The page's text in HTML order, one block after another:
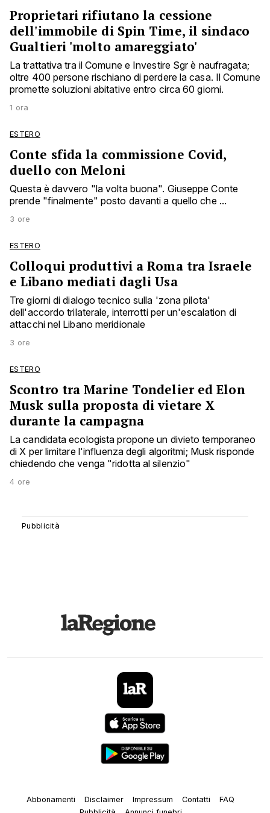
Proprietari rifiutano la cessione
dell'immobile di Spin Time, il sindaco
Gualtieri 'molto amareggiato'
La trattativa tra il Comune e Investire Sgr è naufragata;
oltre 400 persone rischiano di perdere la casa. Il Comune
promette soluzioni abitative entro circa 60 giorni.
1 ora
ESTERO
Conte sfida la commissione Covid,
duello con Meloni
Questa è davvero "la volta buona". Giuseppe Conte
prende "finalmente" posto davanti a quello che ...
3 ore
ESTERO
Colloqui produttivi a Roma tra Israele
e Libano mediati dagli Usa
Tre giorni di dialogo tecnico sulla 'zona pilota'
dell'accordo trilaterale, interrotti per un'escalation di
attacchi nel Libano meridionale
3 ore
ESTERO
Scontro tra Marine Tondelier ed Elon
Musk sulla proposta di vietare X
durante la campagna
La candidata ecologista propone un divieto temporaneo
di X per limitare l'influenza degli algoritmi; Musk risponde
chiedendo che venga "ridotta al silenzio"
4 ore
Abbonamenti Disclaimer Impressum Contatti
FAQ